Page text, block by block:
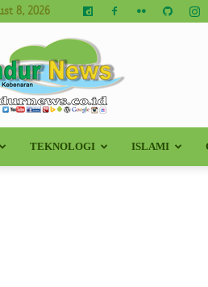
8, 2026
Kundur
TEKNOLOGI ISLAMI